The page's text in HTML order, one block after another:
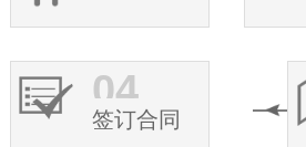
04
签订合同